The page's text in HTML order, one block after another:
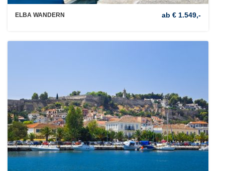
ELBA WANDERN ab € 1.549,-